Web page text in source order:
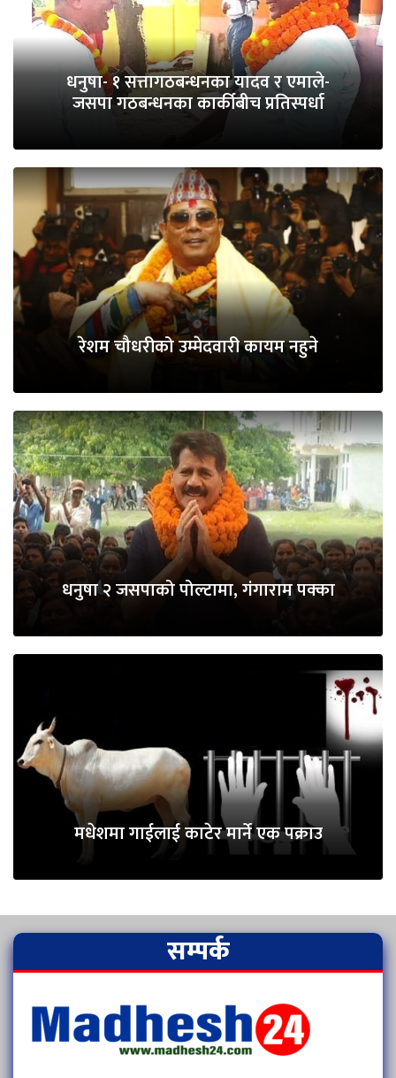
धनुषा- १ सत्तागठबन्धनका यादव र एमाले-
जसपा गठबन्धनका कार्कीबीच प्रतिस्पर्धा
रेशम चौधरीको उम्मेदवारी कायम नहुने
धनुषा २ जसपाको पोल्टामा, गंगाराम पक्का
मधेशमा गाईलाई काटेर मार्ने एक पक्राउ
सम्पर्क